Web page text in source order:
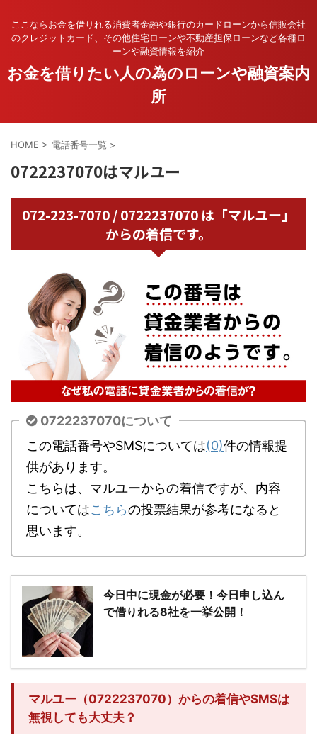
ここならお金を借りれる消費者金融や銀行のカードローンから信販会社
のクレジットカード、その他住宅ローンや不動産担保ローンなど各種ロ
ーンや融資情報を紹介
お金を借りたい人の為のローンや融資案内
所
HOME > 電話番号一覧 >
0722237070はマルユー
072-223-7070 / 0722237070 は「マルユー」
からの着信です。
0722237070について
この電話番号やSMSについては(0)件の情報提
供があります。
こちらは、マルユーからの着信ですが、内容
についてはこちらの投票結果が参考になると
思います。
今日中に現金が必要！今日申し込ん
で借りれる8社を一挙公開！
マルユー（0722237070）からの着信やSMSは
無視しても大丈夫？